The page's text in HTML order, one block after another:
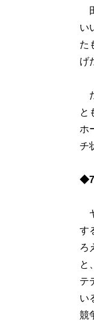
い
た
げ
と
ホ
チ
す
ろ
と
テ
い
競